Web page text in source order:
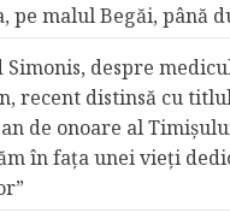
pe malul Begăi, până
Simonis, despre
recent distinsă cu
de onoare al
în fața unei vieți